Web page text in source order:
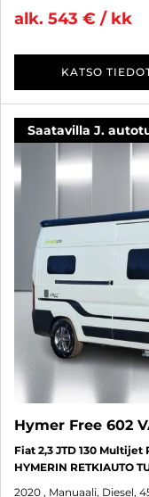
alk. 543 € / kk
KATSO
Saatavilla J.
Hymer Free 602
Fiat 2,3 JTD 130
HYMERIN RETKIAUTO
2020 , Manuaali, Diesel,